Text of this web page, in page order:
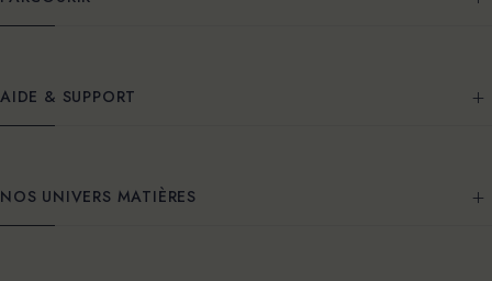
AIDE & SUPPORT
NOS UNIVERS MATIÈRES